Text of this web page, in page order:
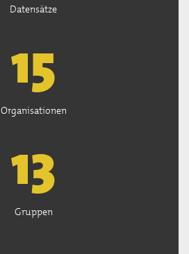
Datensätze
15
Organisationen
13
Gruppen